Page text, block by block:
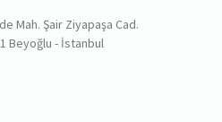
Mah. Şair Ziyapaşa Cad.
Beyoğlu - İstanbul